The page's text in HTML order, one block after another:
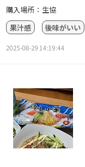
購入場所：生協
果汁感
後味がいい
2025-08-29 14:19:44